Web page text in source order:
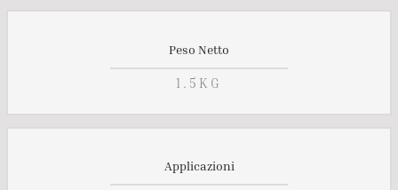
Peso Netto
1.5KG
Applicazioni